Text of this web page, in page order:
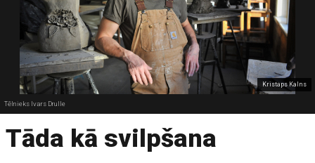
Kristaps Kalns
Tēlnieks Ivars Drulle
Tāda kā svilpšana